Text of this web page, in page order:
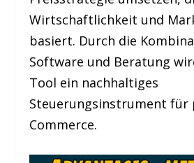
Wirtschaftlichkeit und
basiert. Durch die
Software und Beratung
Tool ein nachhaltiges
Steuerungsinstrument für
Commerce.